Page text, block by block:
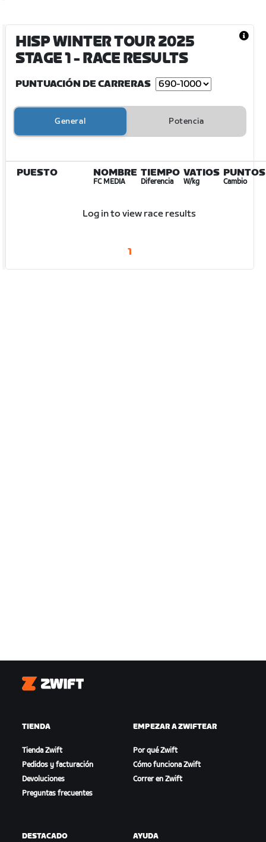
HISP WINTER TOUR 2025
STAGE 1- RACE RESULTS
PUNTUACIÓN DE CARRERAS
General Potencia
PUESTO NOMBRE
FC MEDIA
TIEMPO
Diferencia
VATIOS
W/kg
PUNTOS
Cambio
Log in to view race results
1
Zwift
TIENDA
Tienda Zwift
Pedidos y facturación
Devoluciones
Preguntas frecuentes
EMPEZAR A ZWIFTEAR
Por qué Zwift
Cómo funciona Zwift
Correr en Zwift
DESTACADO AYUDA